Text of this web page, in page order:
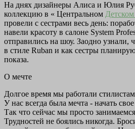
На днях дизайнеры Алиса и Юлия
коллекцию в « Центральном
провели с сестрами весь день:
навели красоту в салоне System
отправились на шоу. Заодно узнали,
в стиле Ruban и как сестры
показа.
О мечте
Долгое время мы работали
У нас всегда была мечта - начать
Так что сейчас мы просто
Трудностей не боялись никогда.